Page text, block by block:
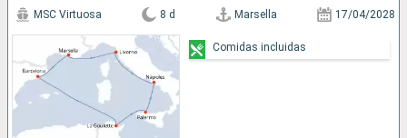
MSC Virtuosa 8 d Marsella 17/04/2028
Comidas incluidas